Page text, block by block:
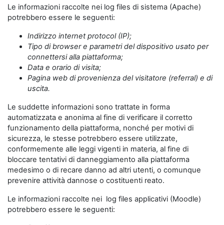
Le informazioni raccolte nei log files di sistema (Apache)
potrebbero essere le seguenti:
Indirizzo internet protocol (IP);
Tipo di browser e parametri del dispositivo usato per
connettersi alla piattaforma;
Data e orario di visita;
Pagina web di provenienza del visitatore (referral) e di
uscita.
Le suddette informazioni sono trattate in forma
automatizzata e anonima al fine di verificare il corretto
funzionamento della piattaforma, nonché per motivi di
sicurezza, le stesse potrebbero essere utilizzate,
conformemente alle leggi vigenti in materia, al fine di
bloccare tentativi di danneggiamento alla piattaforma
medesimo o di recare danno ad altri utenti, o comunque
prevenire attività dannose o costituenti reato.
Le informazioni raccolte nei log files applicativi (Moodle)
potrebbero essere le seguenti: